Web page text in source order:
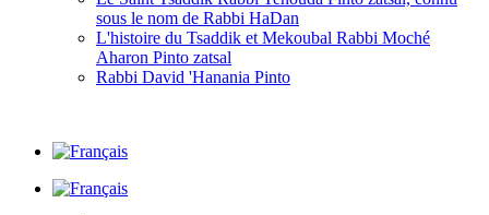
sous le nom de Rabbi HaDan
L'histoire du Tsaddik et Mekoubal Rabbi Moché
Aharon Pinto zatsal
Rabbi David 'Hanania Pinto